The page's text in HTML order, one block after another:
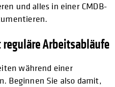
und alles in einer CMDB-
Arbeitsabläufe
während einer
Beginnen Sie also damit,